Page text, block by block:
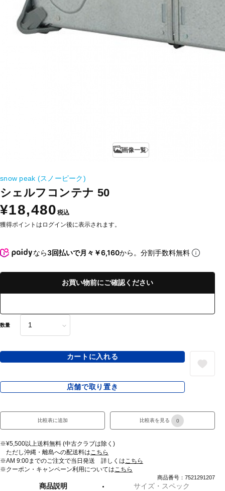
画像一覧
snow peak (スノーピーク)
シェルフコンテナ 50
¥18,480 税込
獲得ポイントはログイン後に表示されます。
なら3回払いで月々￥6,160から。分割手数料無料
お買い物前にご確認ください
数量
カートに入れる
店舗で取り置き
比較表に追加 比較表を見る 0
※¥5,500以上送料無料 (中古クラブは除く)
ただし沖縄・離島への配送料はこちら
※AM 9:00までのご注文で当日発送 詳しくはこちら
※クーポン・キャンペーン利用についてはこちら
商品番号：7521291207
商品説明 サイズ・スペック